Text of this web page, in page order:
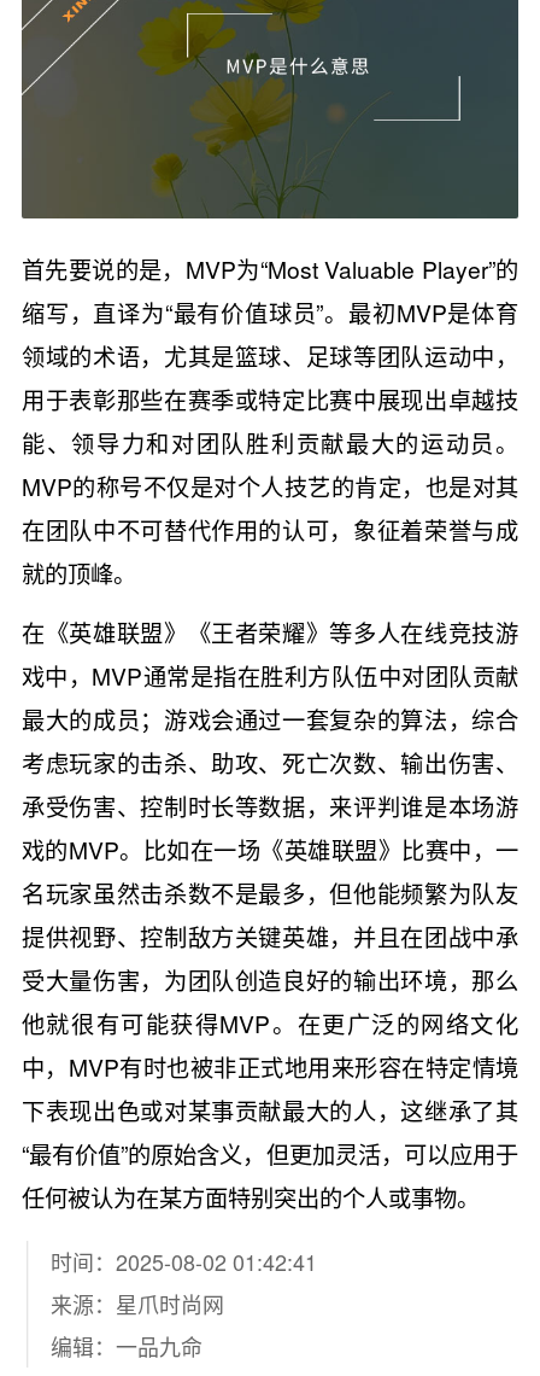
首先要说的是，MVP为“Most Valuable Player”的
缩写，直译为“最有价值球员”。最初MVP是体育
领域的术语，尤其是篮球、足球等团队运动中，
用于表彰那些在赛季或特定比赛中展现出卓越技
能、领导力和对团队胜利贡献最大的运动员。
MVP的称号不仅是对个人技艺的肯定，也是对其
在团队中不可替代作用的认可，象征着荣誉与成
就的顶峰。
在《英雄联盟》《王者荣耀》等多人在线竞技游
戏中，MVP通常是指在胜利方队伍中对团队贡献
最大的成员；游戏会通过一套复杂的算法，综合
考虑玩家的击杀、助攻、死亡次数、输出伤害、
承受伤害、控制时长等数据，来评判谁是本场游
戏的MVP。比如在一场《英雄联盟》比赛中，一
名玩家虽然击杀数不是最多，但他能频繁为队友
提供视野、控制敌方关键英雄，并且在团战中承
受大量伤害，为团队创造良好的输出环境，那么
他就很有可能获得MVP。在更广泛的网络文化
中，MVP有时也被非正式地用来形容在特定情境
下表现出色或对某事贡献最大的人，这继承了其
“最有价值”的原始含义，但更加灵活，可以应用于
任何被认为在某方面特别突出的个人或事物。
时间：2025-08-02 01:42:41
来源： 星爪时尚网
编辑：一品九命